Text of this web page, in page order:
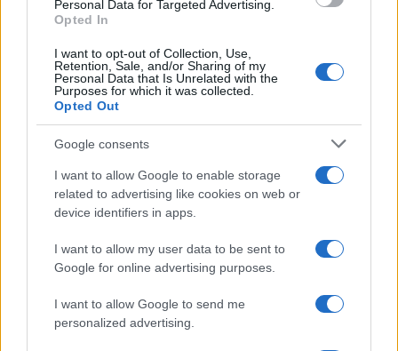
Personal Data for Targeted Advertising.
Opted In
I want to opt-out of Collection, Use,
Retention, Sale, and/or Sharing of my
Personal Data that Is Unrelated with the
Purposes for which it was collected.
Opted Out
Google consents
I want to allow Google to enable storage
related to advertising like cookies on web or
device identifiers in apps.
I want to allow my user data to be sent to
Google for online advertising purposes.
I want to allow Google to send me
personalized advertising.